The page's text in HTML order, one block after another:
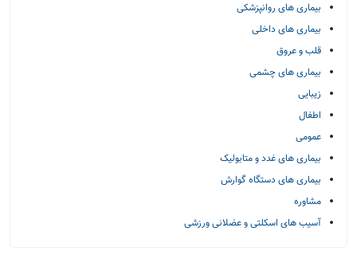
بیماری های روانپزشکی
بیماری های داخلی
قلب و عروق
بیماری های چشمی
زیبایی
اطفال
عمومی
بیماری های غدد و متابولیک
بیماری های دستگاه گوارش
مشاوره
آسیب های اسکلتی و عضلانی ورزشی